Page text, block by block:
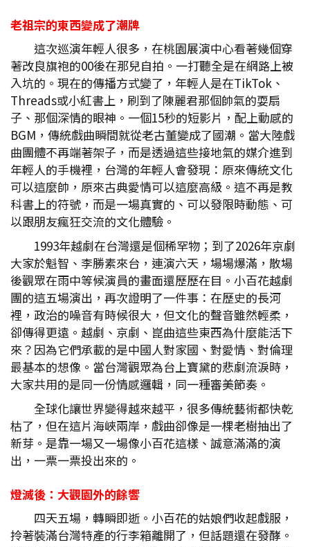
老祖宗的東西變成了潮牌
這次巡演年輕人很多，在桃園展演中心看著幾個穿
著改良旗袍的00後在那兒自拍。一打聽全是在網路上被
入坑的。現在的傳播方式變了，年輕人是在TikTok、
Threads或小紅書上，刷到了陳麗君那個帥氣的耍扇
子、那個深情的眼神。一個15秒的短影片，配上動感的
BGM，傳統戲曲瞬間就從老古董變成了國潮。當大陸戲
曲團體不再端著架子，而是透過這些接地氣的媒介進到
年輕人的手機裡，台灣的年輕人會發現：原來傳統文化
可以這麼帥，原來古典愛情可以這麼高級。這不再是教
科書上的符號，而是一場真實的、可以發限時動態、可
以跟朋友瘋狂交流的文化體驗。
1993年越劇在台灣還是個稀罕物；到了2026年京劇
大家於魁智、李勝素來台，連演六天，場場爆滿，散場
後觀眾在雨中等候演員的畫面還歷歷在目。小百花越劇
團的這五場演出，再次證明了一件事：在歷史的長河
裡，政治的噪音有時候很大，但文化的聲音雖然輕柔，
卻傳得更遠。越劇、京劇、崑曲這些東西為什麼能活下
來？因為它們承載的是中國人對家國、對愛情、對倫理
最基本的想像。當台灣觀眾為台上寶黛的悲劇流淚時，
大家共用的是同一份情感邏輯，同一種審美節奏。
全球化讓世界變得越來越平，很多傳統藝術都快乾
枯了，但在這片海峽兩岸，戲曲卻像是一棵老樹抽出了
新芽。是靠一場又一場像小百花這樣、誠意滿滿的演
出，一票一票投出來的。
燈滅後：大觀園外的餘響
四天五場，轉瞬即逝。小百花的姑娘們收起戲服，
拎著裝滿台灣特產的行李箱離開了，但話題還在發酵。